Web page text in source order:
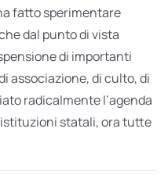
fatto sperimentare
dal punto di vista
di importanti
associazione, di culto, di
radicalmente l’agenda
statali, ora tutte